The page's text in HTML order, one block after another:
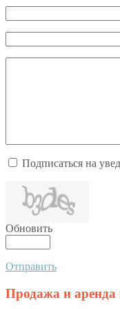
Подписаться на
Обновить
Отправить
Продажа и аренда